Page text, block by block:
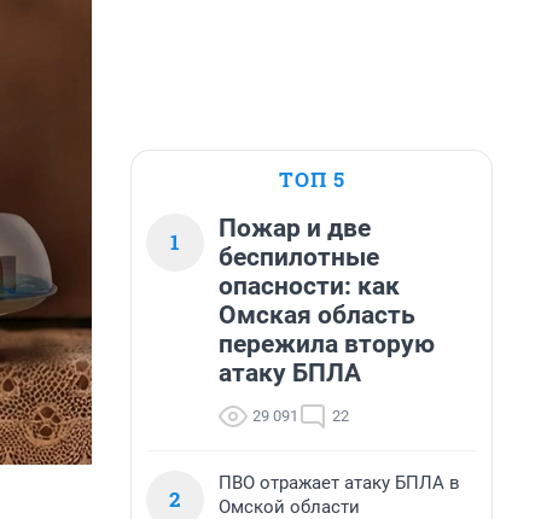
ТОП 5
1
Пожар и две
беспилотные
опасности: как
Омская область
пережила вторую
атаку БПЛА
29 091 22
2
ПВО отражает атаку БПЛА в
Омской области